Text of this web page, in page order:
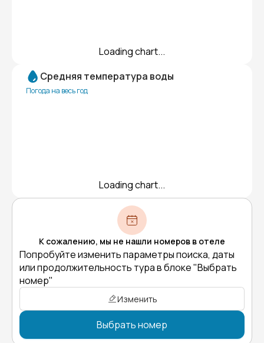
Loading chart...
Средняя температура воды
Погода на весь год
Loading chart...
К сожалению, мы не нашли номеров в отеле
Попробуйте изменить параметры поиска, даты
или продолжительность тура в блоке "Выбрать
номер"
Изменить
Выбрать номер